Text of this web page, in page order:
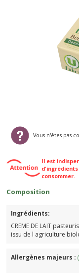
Vous n'êtes pas
Il est
consommer.
Composition
Ingrédients:
CREME DE LAIT
issu de l agriculture
Allergènes majeurs :